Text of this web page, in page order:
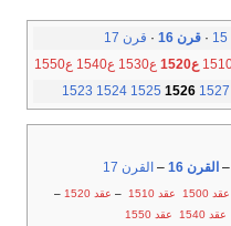
· قرن 16 · قرن 17
ع1520 ع1530 ع1540 ع1550
1523 1524 1525 1526 1527
– القرن 16 – القرن 17
عقد 1500 عقد 1510 – عقد 1520
–
عقد 1540 عقد 1550